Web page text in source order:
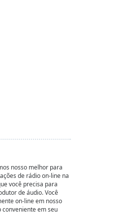
nosso melhor para
de rádio on-line na
você precisa para
de áudio. Você
on-line em nosso
conveniente em seu